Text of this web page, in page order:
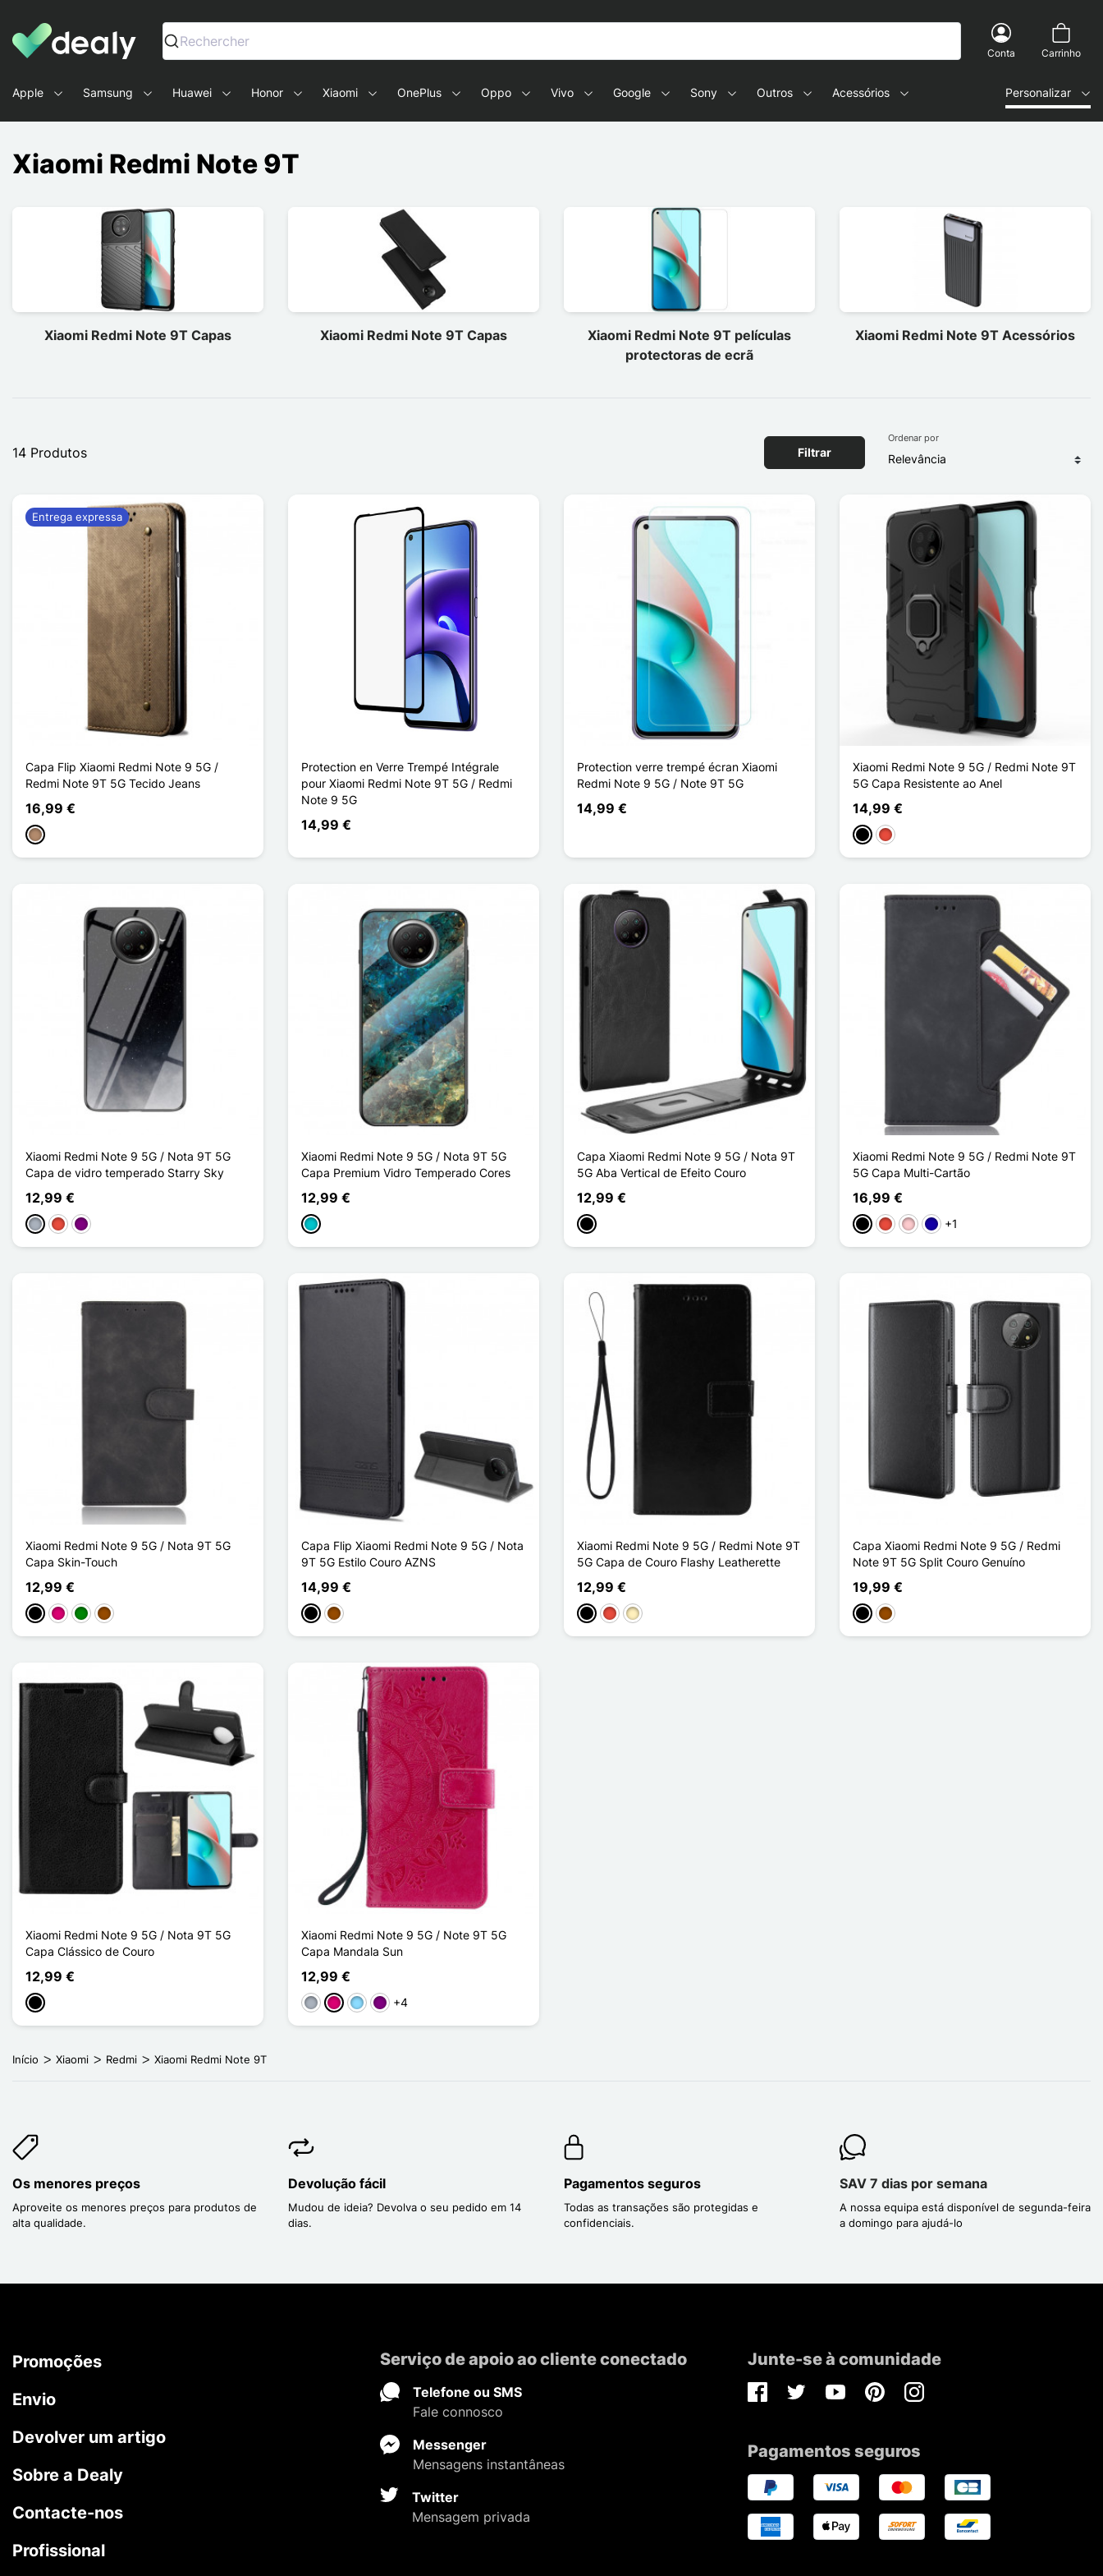
Dealy - Capas e acessórios para smartphones e tablets
Rechercher
Conta Carrinho
Apple Samsung Huawei Honor Xiaomi OnePlus Oppo Vivo Google Sony Outros Acessórios Personalizar
Xiaomi Redmi Note 9T
Xiaomi Redmi Note 9T Capas Xiaomi Redmi Note 9T Capas
Xiaomi Redmi Note 9T películas
protectoras de ecrã
Xiaomi Redmi Note 9T Acessórios
14 Produtos Filtrar
Ordenar por
Capa Flip Xiaomi Redmi Note 9 5G /
Redmi Note 9T 5G Tecido Jeans
16,99 €
Taupe
Entrega expressa
Protection en Verre Trempé Intégrale
pour Xiaomi Redmi Note 9T 5G / Redmi
Note 9 5G
14,99 €
Protection verre trempé écran Xiaomi
Redmi Note 9 5G / Note 9T 5G
14,99 €
Xiaomi Redmi Note 9 5G / Redmi Note 9T
5G Capa Resistente ao Anel
14,99 €
PretoVermelho
Xiaomi Redmi Note 9 5G / Nota 9T 5G
Capa de vidro temperado Starry Sky
12,99 €
Cinzento
VermelhoPúrpura
Xiaomi Redmi Note 9 5G / Nota 9T 5G
Capa Premium Vidro Temperado Cores
12,99 €
Turquesa
Capa Xiaomi Redmi Note 9 5G / Nota 9T
5G Aba Vertical de Efeito Couro
12,99 €
Preto
Xiaomi Redmi Note 9 5G / Redmi Note 9T
5G Capa Multi-Cartão
16,99 €
PretoVermelho
RosaAzul Escuro
+1
Xiaomi Redmi Note 9 5G / Nota 9T 5G
Capa Skin-Touch
12,99 €
PretoMagenta
VerdeCastanho
Capa Flip Xiaomi Redmi Note 9 5G / Nota
9T 5G Estilo Couro AZNS
14,99 €
PretoCastanho
Xiaomi Redmi Note 9 5G / Redmi Note 9T
5G Capa de Couro Flashy Leatherette
12,99 €
PretoVermelho
Ouro
Capa Xiaomi Redmi Note 9 5G / Redmi
Note 9T 5G Split Couro Genuíno
19,99 €
PretoCastanho
Xiaomi Redmi Note 9 5G / Nota 9T 5G
Capa Clássico de Couro
12,99 €
Preto
Xiaomi Redmi Note 9 5G / Note 9T 5G
Capa Mandala Sun
12,99 €
CinzentoMagentaAzul Claro
Púrpura
+4
Início Xiaomi Redmi Xiaomi Redmi Note 9T
Os menores preços
Aproveite os menores preços para produtos de
alta qualidade.
Devolução fácil
Mudou de ideia? Devolva o seu pedido em 14
dias.
Pagamentos seguros
Todas as transações são protegidas e
confidenciais.
SAV 7 dias por semana
A nossa equipa está disponível de segunda-feira
a domingo para ajudá-lo
Promoções
Envio
Devolver um artigo
Sobre a Dealy
Contacte-nos
Profissional
Serviço de apoio ao cliente conectado
Telefone ou SMS
Fale connosco
Messenger
Mensagens instantâneas
Twitter
Mensagem privada
Junte-se à comunidade
FacebookTwitterYoutubePinterestInstagram
Pagamentos seguros